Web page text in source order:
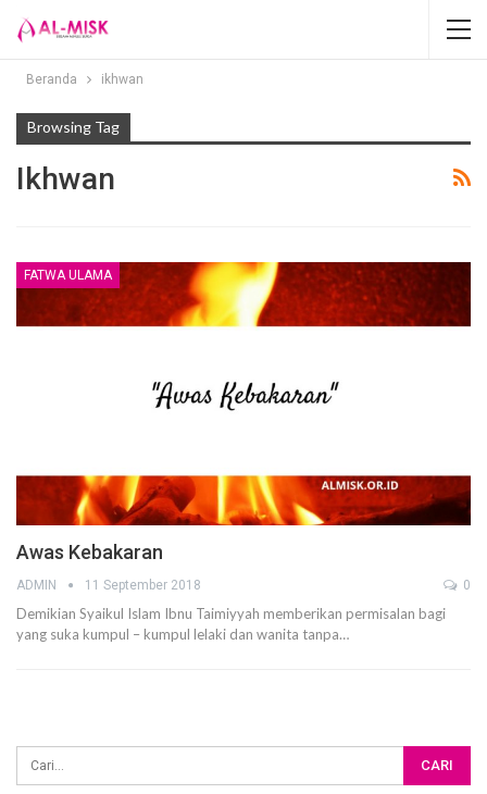
Beranda ikhwan
Browsing Tag
Ikhwan
FATWA ULAMA
Awas Kebakaran
ADMIN 11 September 2018 0
Demikian Syaikul Islam Ibnu Taimiyyah memberikan permisalan bagi
yang suka kumpul – kumpul lelaki dan wanita tanpa…